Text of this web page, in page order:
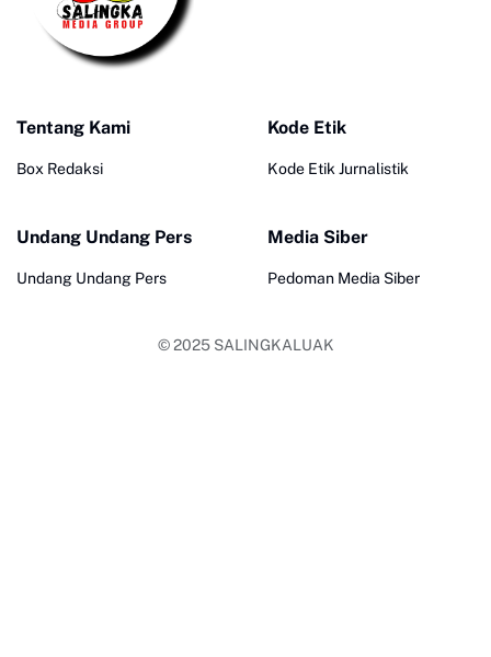
Tentang Kami
Box Redaksi
Kode Etik
Kode Etik Jurnalistik
Undang Undang Pers
Undang Undang Pers
Media Siber
Pedoman Media Siber
© 2025 SALINGKALUAK